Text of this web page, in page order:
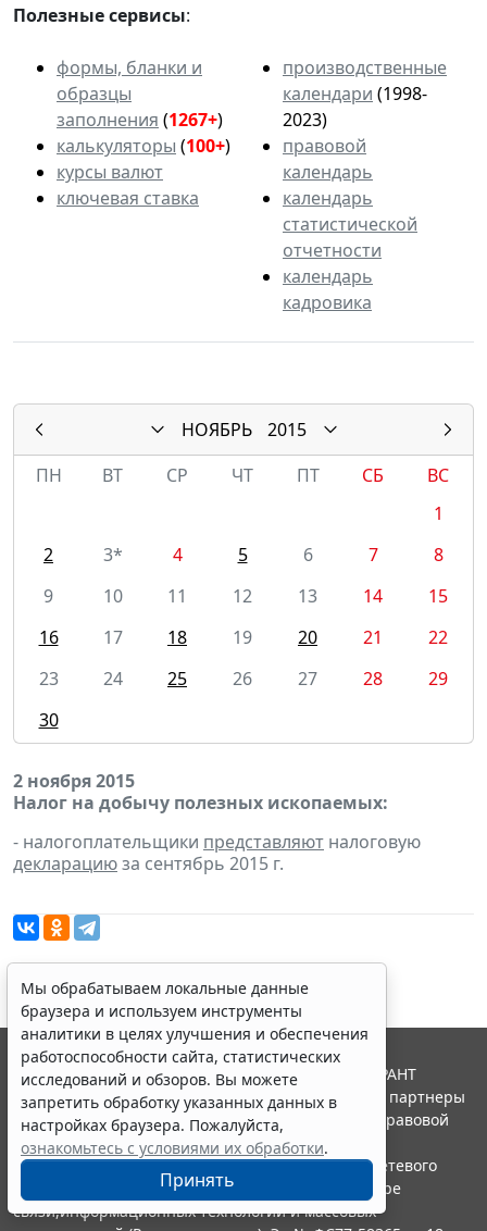
Полезные сервисы:
формы, бланки и
образцы
заполнения (1267+)
калькуляторы (100+)
курсы валют
ключевая ставка
производственные
календари (1998-
2023)
правовой
календарь
календарь
статистической
отчетности
календарь
кадровика
НОЯБРЬ
2015
ПН
ВТ СР ЧТ ПТ СБ
ВС
1
2
3* 4 5 6 7
8
9
10 11 12 13 14
15
16
17 18 19 20 21
22
23
24 25 26 27 28
29
30
2 ноября 2015
Налог на добычу полезных ископаемых:
- налогоплательщики представляют налоговую
декларациюза сентябрь 2015 г.
Мы обрабатываем локальные данные
браузера и используем инструменты
аналитики в целях улучшения и обеспечения
работоспособности сайта, статистических
исследований и обзоров. Вы можете
запретить обработку указанных данных в
настройках браузера. Пожалуйста,
ознакомьтесь с условиями их обработки.
Принять
© ООО "НПП "ГАРАНТ-СЕРВИС", 2026. Система ГАРАНТ
выпускается с 1990 года. Компания "Гарант" и ее партнеры
являются участниками Российской ассоциации правовой
информации ГАРАНТ.
Портал ГАРАНТ.РУ зарегистрирован в качестве сетевого
издания Федеральной службой по надзору в сфере
связи,информационных технологий и массовых